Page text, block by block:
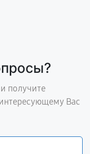
получите
Вас